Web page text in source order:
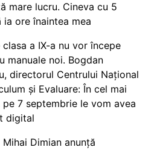
mare lucru. Cineva cu 5
ia ore înaintea mea
clasa a IX-a nu vor începe
manuale noi. Bogdan
directorul Centrului Național
și Evaluare: În cel mai
pe 7 septembrie le vom avea
digital
Dimian anunță